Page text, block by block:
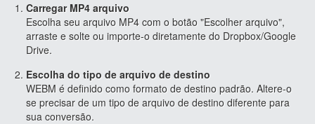
Carregar MP4 arquivo
Escolha seu arquivo MP4 com o botão "Escolher arquivo",
arraste e solte ou importe-o diretamente do Dropbox/Google
Drive.
Escolha do tipo de arquivo de destino
WEBM é definido como formato de destino padrão. Altere-o
se precisar de um tipo de arquivo de destino diferente para
sua conversão.